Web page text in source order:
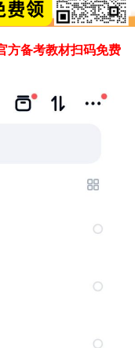
方备考教材扫码免费